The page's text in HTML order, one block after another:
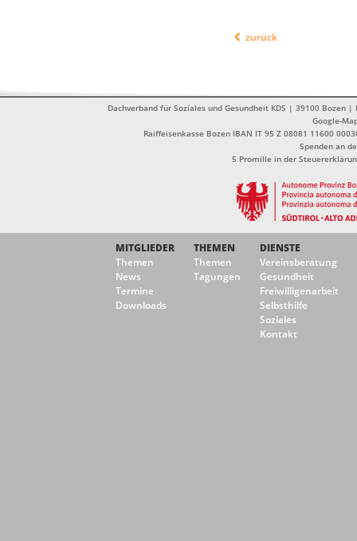
zurück
Dachverband für Soziales und Gesundheit KDS | 39100
Google-
Raiffeisenkasse Bozen IBAN IT 95 Z 08081 11600
Spenden an
5 Promille in der
MITGLIEDER
Themen
News
Termine
Downloads
THEMEN
Themen
Tagungen
DIENSTE
Vereinsberatung
Gesundheit
Freiwilligenarbeit
Selbsthilfe
Soziales
Kontakt